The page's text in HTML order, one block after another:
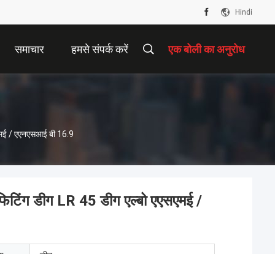
Hindi
समाचार हमसे संपर्क करें एक बोली का अनुरोध
/ एएनएसआई बी 16.9
डीग LR 45 डीग एल्बो एएसएमई /